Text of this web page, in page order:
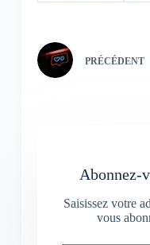
PRÉCÉDENT
Abonnez-
Saisissez votre
vous